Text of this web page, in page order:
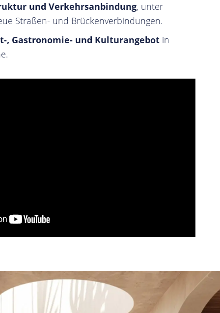
und Verkehrsanbindung, unter
Straßen- und Brückenverbindungen.
, Gastronomie- und Kulturangebot in